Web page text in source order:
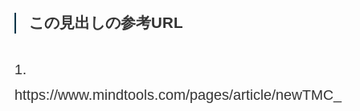
この見出しの参考URL
1.
https://www.mindtools.com/pages/article/newTMC_